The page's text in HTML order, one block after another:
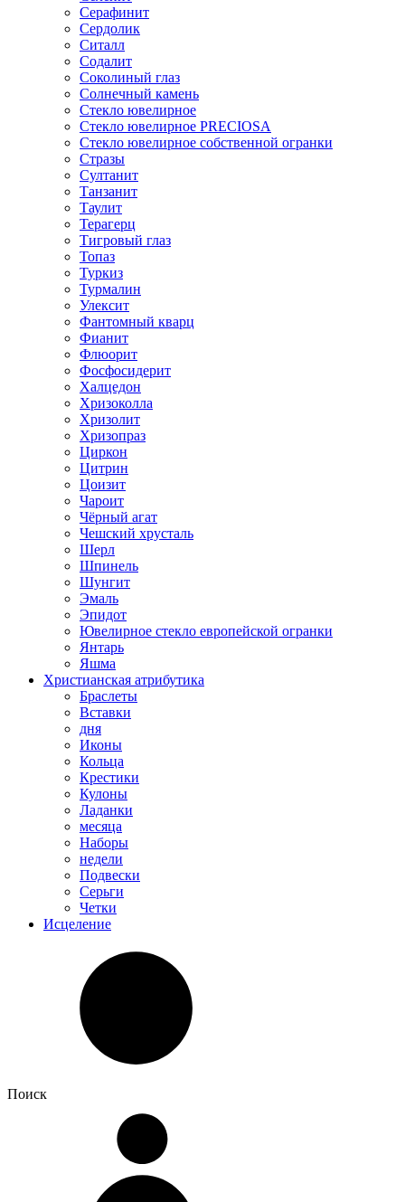
Серафинит
Сердолик
Ситалл
Содалит
Соколиный глаз
Солнечный камень
Стекло ювелирное
Стекло ювелирное PRECIOSA
Стекло ювелирное собственной огранки
Стразы
Султанит
Танзанит
Таулит
Терагерц
Тигровый глаз
Топаз
Туркиз
Турмалин
Улексит
Фантомный кварц
Фианит
Флюорит
Фосфосидерит
Халцедон
Хризоколла
Хризолит
Хризопраз
Циркон
Цитрин
Цоизит
Чароит
Чёрный агат
Чешский хрусталь
Шерл
Шпинель
Шунгит
Эмаль
Эпидот
Ювелирное стекло европейской огранки
Янтарь
Яшма
Христианская атрибутика
Браслеты
Вставки
дня
Иконы
Кольца
Крестики
Кулоны
Ладанки
месяца
Наборы
недели
Подвески
Серьги
Четки
Исцеление
Поиск